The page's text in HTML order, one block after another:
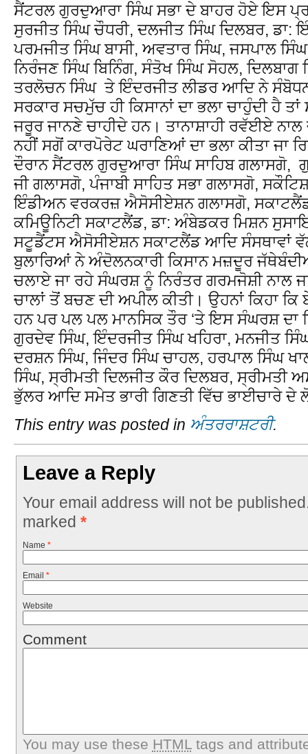
ਸੈਂਟਰਲ ਗੁਰਦੁਆਰਾ ਸਿੰਘ ਸਭਾ ਦੇ ਬਾਹਰ ਹੋਏ ਇਸ
ਸੁਰਜੀਤ ਸਿੰਘ ਚੌਧਰੀ, ਦਲਜੀਤ ਸਿੰਘ ਦਿਲਬਰ,
ਪਰਮਜੀਤ ਸਿੰਘ ਬਾਸੀ, ਅਵਤਾਰ ਸਿੰਘ, ਜਸਪਾਲ
ਨਿਰੰਜਣ ਸਿੰਘ ਬਿਨਿੰਗ, ਸੰਤੋਖ ਸਿੰਘ ਸੋਹਲ, ਦਿਲਬਾਗ
ਤਰਲੋਚਨ ਸਿੰਘ ਤੇ ਇੰਦਰਜੀਤ ਲੀਡਰ ਆਦਿ ਨੇ
ਸਰਕਾਰ ਸਚਮੁੱਚ ਹੀ ਕਿਸਾਨਾਂ ਦਾ ਭਲਾ ਚਾਹੁੰਦੀ ਹੈ ਤਾਂ
ਜਰੂਰ ਜਾਨਣੇ ਚਾਹੀਦੇ ਹਨ। ਤਾਨਾਸ਼ਾਹੀ ਰਵੱਈਏ ਨਾਲ
ਨਹੀਂ ਸਗੋਂ ਕਾਰਪੋਰੇਟ ਘਰਾਣਿਆਂ ਦਾ ਭਲਾ ਕੀਤਾ ਜਾ
ਦੌਰਾਨ ਸੈਂਟਰਲ ਗੁਰਦੁਆਰਾ ਸਿੰਘ ਸਾਹਿਬ ਗਲਾਸਗੋ,
ਜੀ ਗਲਾਸਗੋ, ਪੰਜਾਬੀ ਸਾਹਿਤ ਸਭਾ ਗਲਾਸਗੋ,
ਇੰਡੀਅਨ ਵਰਕਰਜ਼ ਐਸੋਸੀਏਸ਼ਨ ਗਲਾਸਗੋ,
ਕਮਿਊਨਿਟੀ ਸਕਾਟਲੈਂਡ, ਡਾ: ਅੰਬੇਡਕਰ ਮਿਸ਼ਨ
ਸਟੂਡੈਂਟਸ ਐਸੋਸੀਏਸ਼ਨ ਸਕਾਟਲੈਂਡ ਆਦਿ ਸੰਸਥਾਵਾਂ
ਬੁਲਾਰਿਆਂ ਨੇ ਅੰਦੋਲਨਕਾਰੀ ਕਿਸਾਨ ਮਜ਼ਦੂਰ
ਚਲਾਏ ਜਾ ਰਹੇ ਸੰਘਰਸ਼ ਨੂੰ ਨਿਰੰਤਰ ਗਰਮਜੋਸ਼ੀ ਨਾਲ
ਚਾਲਾਂ ਤੋਂ ਬਚਣ ਦੀ ਅਪੀਲ ਕੀਤੀ। ਉਹਨਾਂ ਕਿਹਾ ਕਿ
ਹਨ ਪਰ ਪਲ ਪਲ ਮਾਨਸਿਕ ਤੌਰ ‘ਤੇ ਇਸ ਸੰਘਰਸ਼ ਦਾ
ਗੁਰਦੇਵ ਸਿੰਘ, ਇੰਦਰਜੀਤ ਸਿੰਘ ਖਹਿਰਾ, ਮਨਜੀਤ
ਦਰਸ਼ਨ ਸਿੰਘ, ਜਿੰਦਰ ਸਿੰਘ ਚਾਹਲ, ਹਰਪਾਲ ਸਿੰਘ
ਸਿੰਘ, ਸ੍ਰੀਮਤੀ ਦਿਲਜੀਤ ਕੌਰ ਦਿਲਬਰ, ਸ੍ਰੀਮਤੀ
ਭੁੱਲਰ ਆਦਿ ਸਮੇਤ ਭਾਰੀ ਗਿਣਤੀ ਵਿੱਚ ਭਾਈਚਾਰੇ ਦੇ
This entry was posted in ਅੰਤਰਰਾਸ਼ਟਰੀ.
Leave a Reply
Your email address will not be
marked *
Name *
Email *
Website
Comment
You may use these HTMLtags and